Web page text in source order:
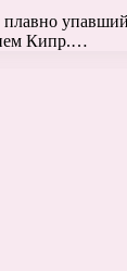
Кипр.…